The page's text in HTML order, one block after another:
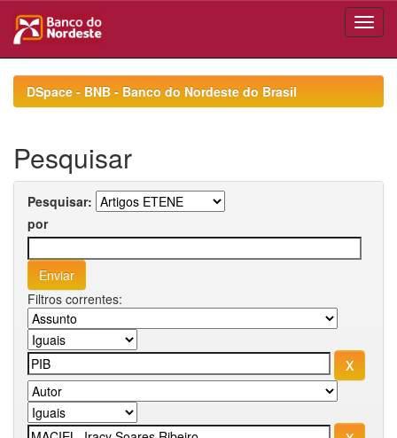
navigationDSpace - BNB - Banco do Nordeste do Brasil
Pesquisar
Pesquisar:
por
Filtros correntes: